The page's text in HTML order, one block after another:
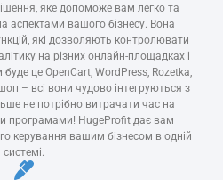
яке допоможе вам легко та
аспектами вашого бізнесу. Вона
які дозволяють контролювати
на різних онлайн-площадках і
це OpenCart, WordPress, Rozetka,
– всі вони чудово інтегруються з
не потрібно витрачати час на
програмами! HugeProfit дає вам
керування вашим бізнесом в одній
системі.